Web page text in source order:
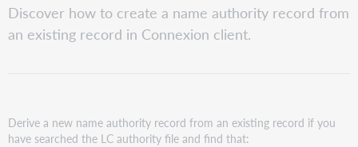
Discover how to create a name authority record from
an existing record in Connexion client.
Derive a new name authority record from an existing record if you
have searched the LC authority file and find that: